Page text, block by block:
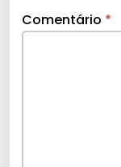
Comentário *